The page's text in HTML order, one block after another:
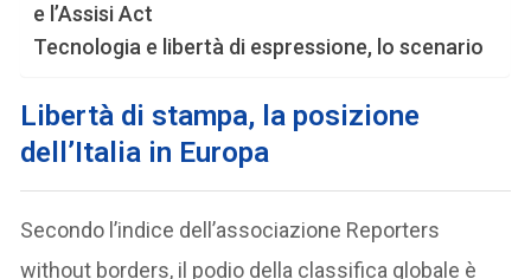
e l’Assisi Act
Tecnologia e libertà di espressione, lo scenario
Libertà di stampa, la posizione
dell’Italia in Europa
Secondo l’indice dell’associazione Reporters
without borders, il podio della classifica globale è